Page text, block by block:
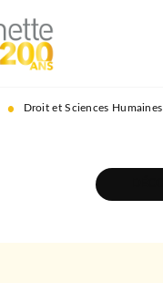
RECHERCHE
• Droit et Sciences Humaines